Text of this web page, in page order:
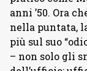
anni ’50. Ora
nella puntata,
più sul suo
– non solo gli